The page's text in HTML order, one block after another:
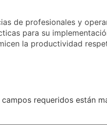
de profesionales y
para su
la productividad
campos requeridos están